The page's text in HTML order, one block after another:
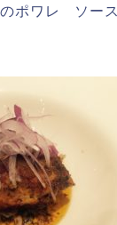
ポワレ ソー